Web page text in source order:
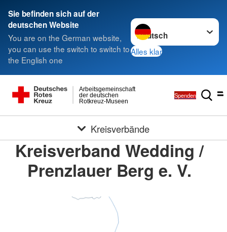
Sie befinden sich auf der
deutschen Website
You are on the German website,
you can use the switch to switch to
the English one
Sprache wechseln zu
Alles klar
Rotkreuz-Museen
der deutschen
Arbeitsgemeinschaft
Spenden
Kreisverbände
Kreisverband Wedding /
Prenzlauer Berg e. V.